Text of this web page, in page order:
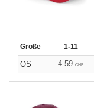
Größe 1-11
OS 4.59 CHF